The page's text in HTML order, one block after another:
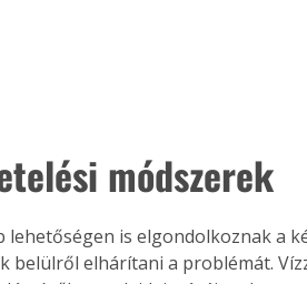
módszerek
lehetőségen is elgondolkoznak a
belülről elhárítani a problémát.